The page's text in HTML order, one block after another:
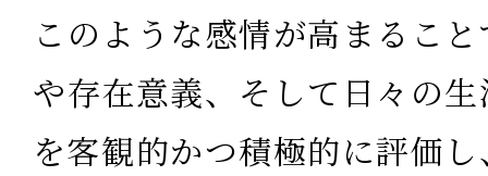
このような感情が高まるこ
や存在意義、そして日々の
を客観的かつ積極的に評価